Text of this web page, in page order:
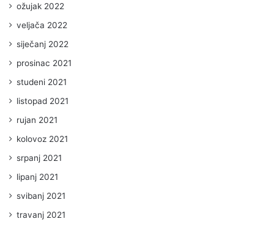
ožujak 2022
veljača 2022
siječanj 2022
prosinac 2021
studeni 2021
listopad 2021
rujan 2021
kolovoz 2021
srpanj 2021
lipanj 2021
svibanj 2021
travanj 2021